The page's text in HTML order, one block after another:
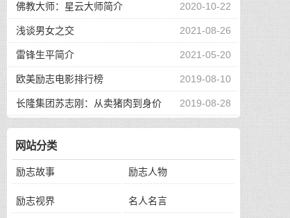
到了 2020-10-22
佛教大师：星云大师简介
2021-08-26
浅谈男女之交
2021-05-20
雷锋生平简介
2019-08-10
欧美励志电影排行榜
2019-08-28
长隆集团苏志刚：从卖猪肉到身价
130亿，他的秘诀是？
网站分类
励志故事 励志人物
励志视界 名人名言